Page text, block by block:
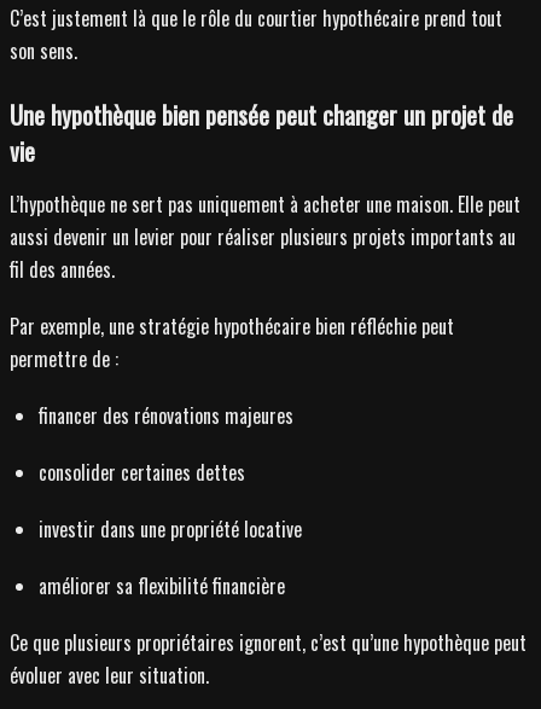
C’est justement là que le rôle du courtier hypothécaire prend tout
son sens.
Une hypothèque bien pensée peut changer un projet de
vie
L’hypothèque ne sert pas uniquement à acheter une maison. Elle peut
aussi devenir un levier pour réaliser plusieurs projets importants au
fil des années.
Par exemple, une stratégie hypothécaire bien réfléchie peut
permettre de :
financer des rénovations majeures
consolider certaines dettes
investir dans une propriété locative
améliorer sa flexibilité financière
Ce que plusieurs propriétaires ignorent, c’est qu’une hypothèque peut
évoluer avec leur situation.